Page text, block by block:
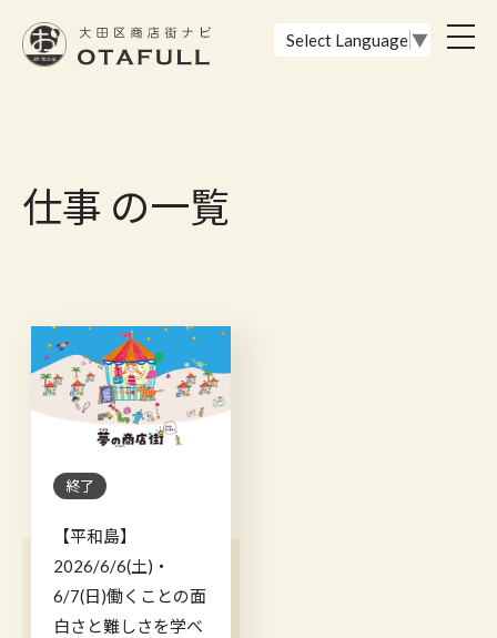
Select Language ▼
仕事 の一覧
終了
【平和島】
2026/6/6(土)・
6/7(日)働くことの面
白さと難しさを学べ